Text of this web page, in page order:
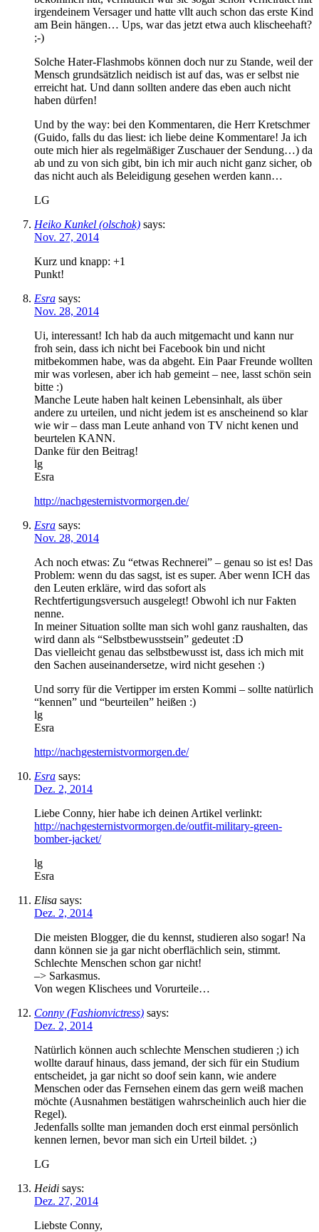
irgendeinem Versager und hatte vllt auch schon das erste Kind
am Bein hängen… Ups, war das jetzt etwa auch klischeehaft?
;-)
Solche Hater-Flashmobs können doch nur zu Stande, weil der
Mensch grundsätzlich neidisch ist auf das, was er selbst nie
erreicht hat. Und dann sollten andere das eben auch nicht
haben dürfen!
Und by the way: bei den Kommentaren, die Herr Kretschmer
(Guido, falls du das liest: ich liebe deine Kommentare! Ja ich
oute mich hier als regelmäßiger Zuschauer der Sendung…) da
ab und zu von sich gibt, bin ich mir auch nicht ganz sicher, ob
das nicht auch als Beleidigung gesehen werden kann…
LG
Heiko Kunkel (olschok) says:
Nov. 27, 2014
Kurz und knapp: +1
Punkt!
Esra says:
Nov. 28, 2014
Ui, interessant! Ich hab da auch mitgemacht und kann nur
froh sein, dass ich nicht bei Facebook bin und nicht
mitbekommen habe, was da abgeht. Ein Paar Freunde wollten
mir was vorlesen, aber ich hab gemeint – nee, lasst schön sein
bitte :)
Manche Leute haben halt keinen Lebensinhalt, als über
andere zu urteilen, und nicht jedem ist es anscheinend so klar
wie wir – dass man Leute anhand von TV nicht kenen und
beurtelen KANN.
Danke für den Beitrag!
lg
Esra
http://nachgesternistvormorgen.de/
Esra says:
Nov. 28, 2014
Ach noch etwas: Zu “etwas Rechnerei” – genau so ist es! Das
Problem: wenn du das sagst, ist es super. Aber wenn ICH das
den Leuten erkläre, wird das sofort als
Rechtfertigungsversuch ausgelegt! Obwohl ich nur Fakten
nenne.
In meiner Situation sollte man sich wohl ganz raushalten, das
wird dann als “Selbstbewusstsein” gedeutet :D
Das vielleicht genau das selbstbewusst ist, dass ich mich mit
den Sachen auseinandersetze, wird nicht gesehen :)
Und sorry für die Vertipper im ersten Kommi – sollte natürlich
“kennen” und “beurteilen” heißen :)
lg
Esra
http://nachgesternistvormorgen.de/
Esra says:
Dez. 2, 2014
Liebe Conny, hier habe ich deinen Artikel verlinkt:
http://nachgesternistvormorgen.de/outfit-military-green-
bomber-jacket/
lg
Esra
Elisa says:
Dez. 2, 2014
Die meisten Blogger, die du kennst, studieren also sogar! Na
dann können sie ja gar nicht oberflächlich sein, stimmt.
Schlechte Menschen schon gar nicht!
–> Sarkasmus.
Von wegen Klischees und Vorurteile…
Conny (Fashionvictress) says:
Dez. 2, 2014
Natürlich können auch schlechte Menschen studieren ;) ich
wollte darauf hinaus, dass jemand, der sich für ein Studium
entscheidet, ja gar nicht so doof sein kann, wie andere
Menschen oder das Fernsehen einem das gern weiß machen
möchte (Ausnahmen bestätigen wahrscheinlich auch hier die
Regel).
Jedenfalls sollte man jemanden doch erst einmal persönlich
kennen lernen, bevor man sich ein Urteil bildet. ;)
LG
Heidi says:
Dez. 27, 2014
Liebste Conny,